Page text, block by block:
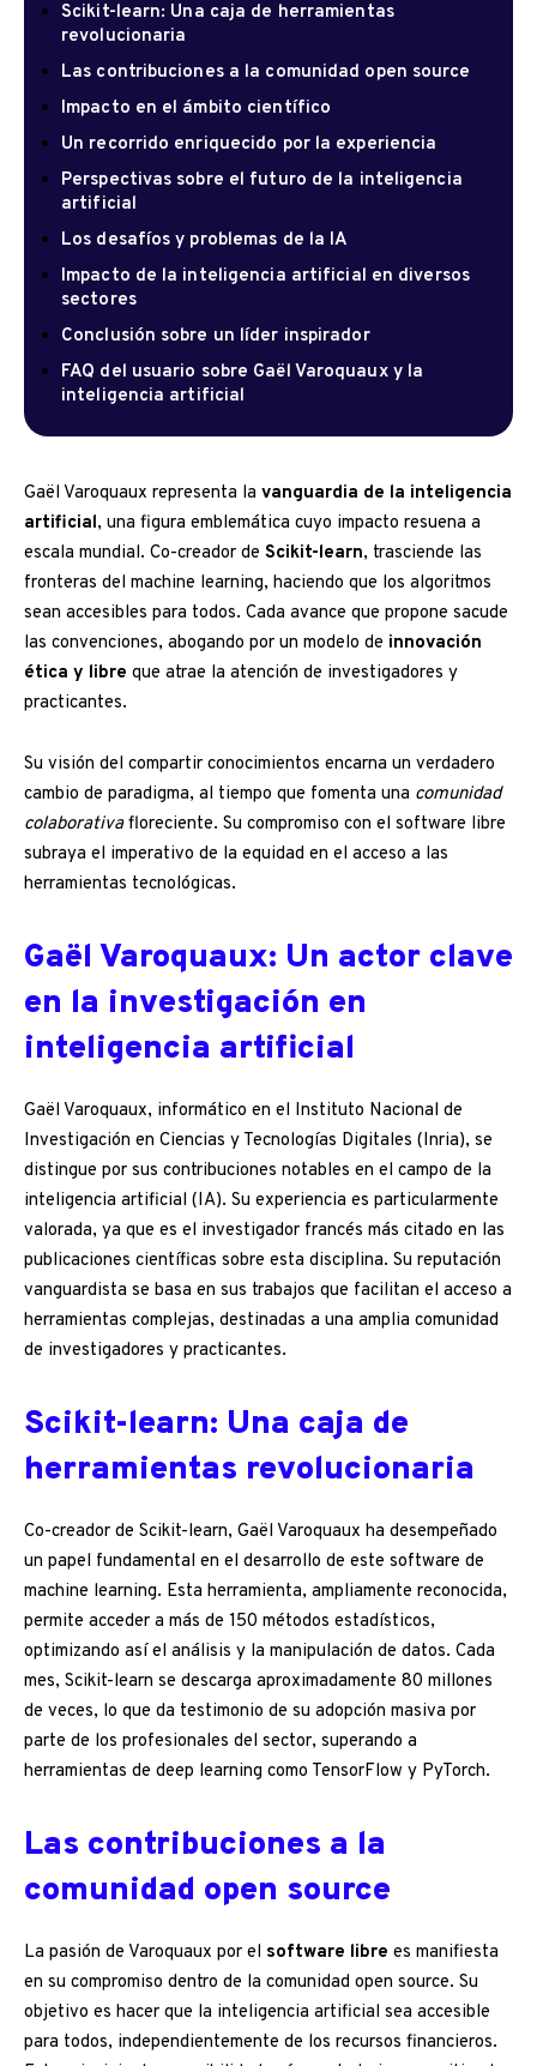
Scikit-learn: Una caja de herramientas
revolucionaria
Las contribuciones a la comunidad open source
Impacto en el ámbito científico
Un recorrido enriquecido por la experiencia
Perspectivas sobre el futuro de la inteligencia
artificial
Los desafíos y problemas de la IA
Impacto de la inteligencia artificial en diversos
sectores
Conclusión sobre un líder inspirador
FAQ del usuario sobre Gaël Varoquaux y la
inteligencia artificial
Gaël Varoquaux representa la vanguardia de la inteligencia
artificial, una figura emblemática cuyo impacto resuena a
escala mundial. Co-creador de Scikit-learn, trasciende las
fronteras del machine learning, haciendo que los algoritmos
sean accesibles para todos. Cada avance que propone sacude
las convenciones, abogando por un modelo de innovación
ética y libre que atrae la atención de investigadores y
practicantes.
Su visión del compartir conocimientos encarna un verdadero
cambio de paradigma, al tiempo que fomenta una comunidad
colaborativafloreciente. Su compromiso con el software libre
subraya el imperativo de la equidad en el acceso a las
herramientas tecnológicas.
Gaël Varoquaux: Un actor clave
en la investigación en
inteligencia artificial
Gaël Varoquaux, informático en el Instituto Nacional de
Investigación en Ciencias y Tecnologías Digitales (Inria), se
distingue por sus contribuciones notables en el campo de la
inteligencia artificial (IA). Su experiencia es particularmente
valorada, ya que es el investigador francés más citado en las
publicaciones científicas sobre esta disciplina. Su reputación
vanguardista se basa en sus trabajos que facilitan el acceso a
herramientas complejas, destinadas a una amplia comunidad
de investigadores y practicantes.
Scikit-learn: Una caja de
herramientas revolucionaria
Co-creador de Scikit-learn, Gaël Varoquaux ha desempeñado
un papel fundamental en el desarrollo de este software de
machine learning. Esta herramienta, ampliamente reconocida,
permite acceder a más de 150 métodos estadísticos,
optimizando así el análisis y la manipulación de datos. Cada
mes, Scikit-learn se descarga aproximadamente 80 millones
de veces, lo que da testimonio de su adopción masiva por
parte de los profesionales del sector, superando a
herramientas de deep learning como TensorFlow y PyTorch.
Las contribuciones a la
comunidad open source
La pasión de Varoquaux por el software libre es manifiesta
en su compromiso dentro de la comunidad open source. Su
objetivo es hacer que la inteligencia artificial sea accesible
para todos, independientemente de los recursos financieros.